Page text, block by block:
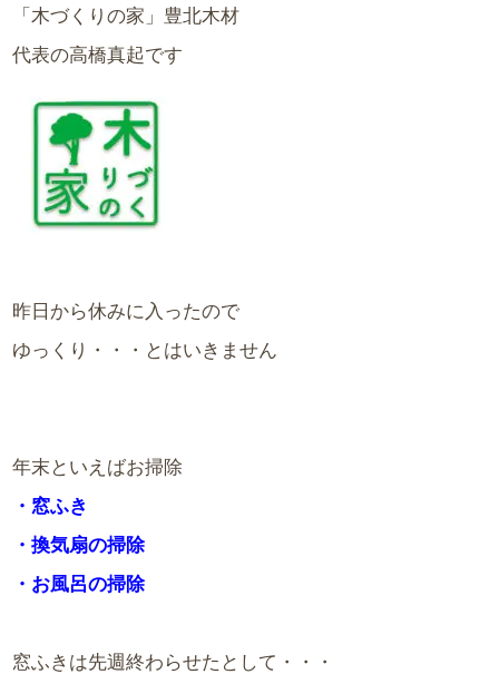
「木づくりの家」豊北木材
代表の高橋真起です
昨日から休みに入ったので
ゆっくり・・・とはいきません
年末といえばお掃除
・窓ふき
・換気扇の掃除
・お風呂の掃除
窓ふきは先週終わらせたとして・・・